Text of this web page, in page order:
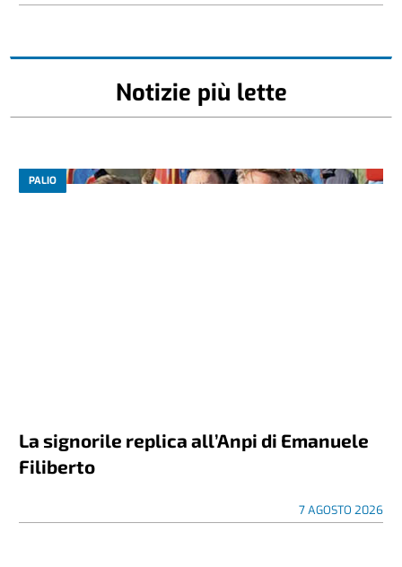
Notizie più lette
PALIO
La signorile replica all’Anpi di Emanuele
Filiberto
7 AGOSTO 2026